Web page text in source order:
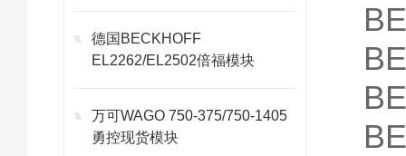
德国BECKHOFF
EL2262/EL2502倍福模块
万可WAGO 750-375/750-1405
勇控现货模块